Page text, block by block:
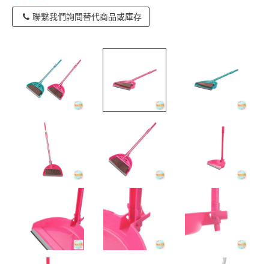
聯繫我們詢問替代商品或庫存